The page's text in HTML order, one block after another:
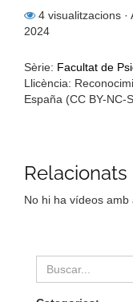
4 visualitzacions ·
2024
Sèrie: Facultat de
Llicència:
España (CC BY-NC-
Relacionats
No hi ha vídeos amb